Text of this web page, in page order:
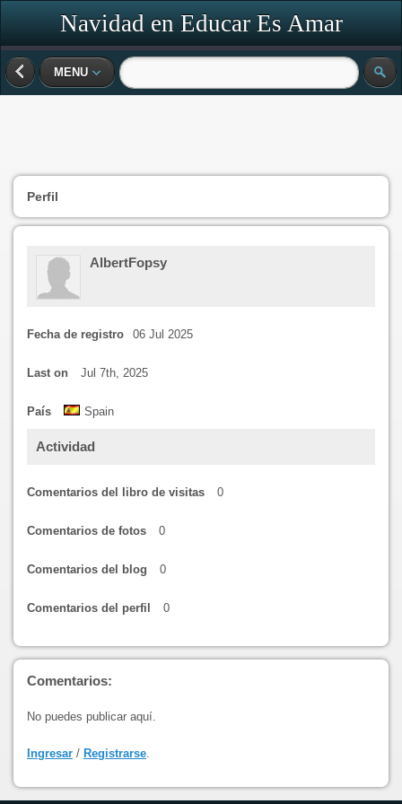
Navidad en Educar Es Amar
MENU
Perfil
AlbertFopsy
Fecha de registro 06 Jul 2025
Last on Jul 7th, 2025
País Spain
Actividad
Comentarios del libro de visitas 0
Comentarios de fotos 0
Comentarios del blog 0
Comentarios del perfil 0
Comentarios:
No puedes publicar aquí.
Ingresar / Registrarse.